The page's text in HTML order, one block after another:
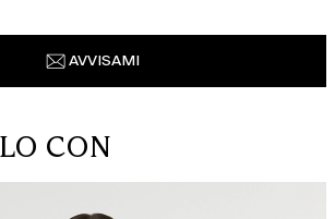
AVVISAMI
CON